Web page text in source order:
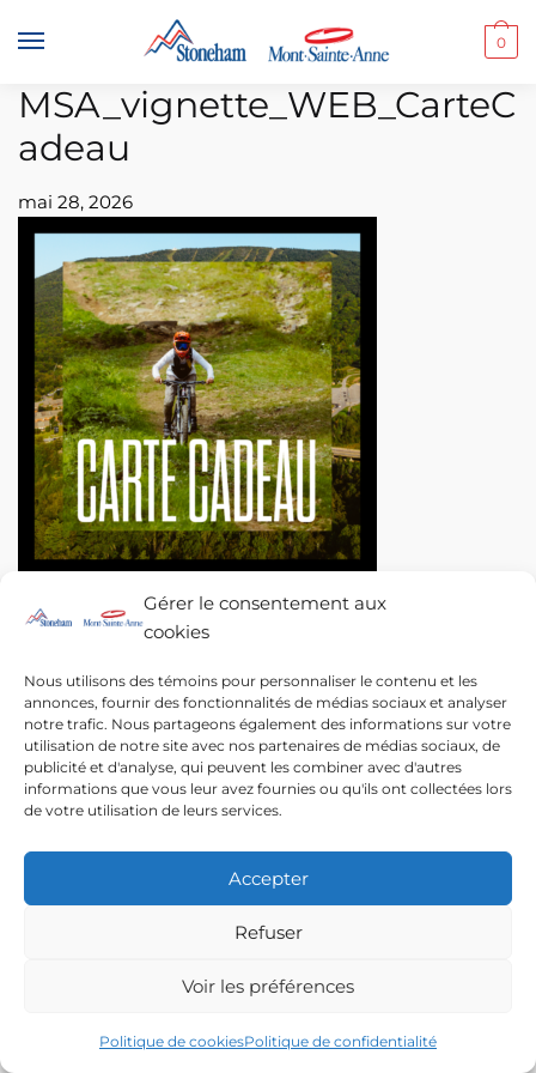
Gérer le consentement aux
cookies
Nous utilisons des témoins pour personnaliser le contenu et les
annonces, fournir des fonctionnalités de médias sociaux et analyser
notre trafic. Nous partageons également des informations sur votre
utilisation de notre site avec nos partenaires de médias sociaux, de
publicité et d'analyse, qui peuvent les combiner avec d'autres
informations que vous leur avez fournies ou qu'ils ont collectées lors
de votre utilisation de leurs services.
Accepter
Refuser
Voir les préférences
Politique de cookiesPolitique de confidentialité
0
MSA_vignette_WEB_CarteC
adeau
mai 28, 2026
VOUS AVEZ DES QUESTIONS? ENVOYEZ-NOUS UN
COURRIEL
© 2022 | Resorts of the Canadian Rockies